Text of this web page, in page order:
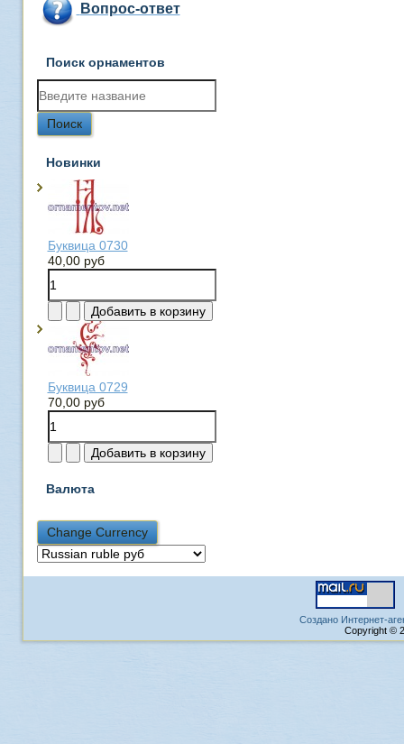
Вопрос-ответ
Поиск орнаментов
Новинки
Буквица 0730
40,00 руб
Буквица 0729
70,00 руб
Валюта
Создано Интернет-
Copyright ©